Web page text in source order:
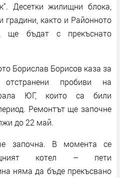
Десетки жилищни блока,
градини, както и Районното
ще бъдат с прекъснато
Борислав Борисов каза за
пробиви на
ЮГ, които са били
Ремонтът ще започне
до 22 май.
започна. В момента се
котел – пети
няма да бъде прекъсвано